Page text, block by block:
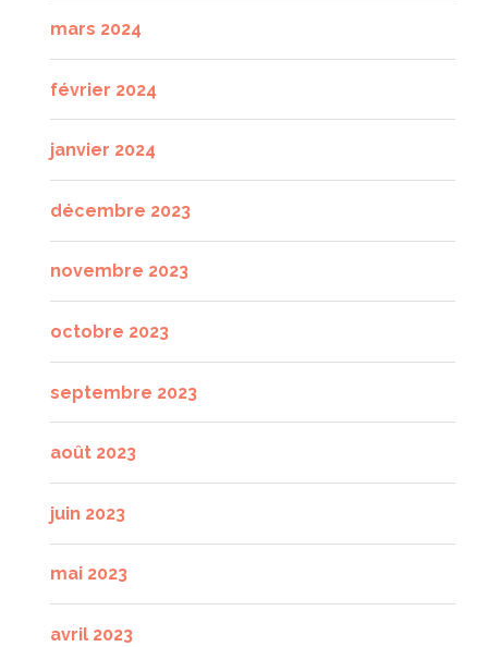
mars 2024
février 2024
janvier 2024
décembre 2023
novembre 2023
octobre 2023
septembre 2023
août 2023
juin 2023
mai 2023
avril 2023